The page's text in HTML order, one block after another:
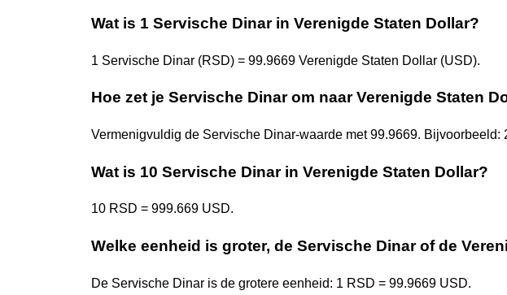
Wat is 1 Servische Dinar in Verenigde Staten Dollar?
1 Servische Dinar (RSD) = 99.9669 Verenigde Staten Dollar (USD).
Hoe zet je Servische Dinar om naar Verenigde Staten
Vermenigvuldig de Servische Dinar-waarde met 99.9669. Bijvoorbeeld:
Wat is 10 Servische Dinar in Verenigde Staten Dollar?
10 RSD = 999.669 USD.
Welke eenheid is groter, de Servische Dinar of de
De Servische Dinar is de grotere eenheid: 1 RSD = 99.9669 USD.